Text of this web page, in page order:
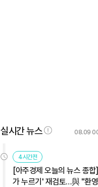
실시간 뉴스 08.09
4시간전
[아주경제 오늘의 뉴스 종
가 누르기' 재검토…與 "환